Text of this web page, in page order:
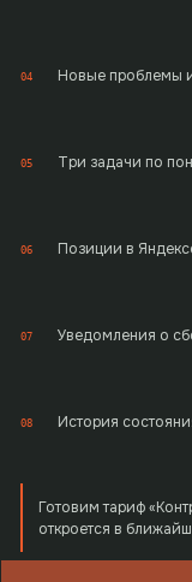
04 Новые проблемы
05 Три задачи по
06 Позиции в
07 Уведомления о
08 История
Готовим тариф
откроется в